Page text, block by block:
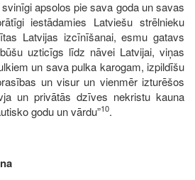
apsolos pie sava goda un savas
iestādamies Latviešu strēlnieku
Latvijas izcīnīšanai, esmu gatavs
uzticīgs līdz nāvei Latvijai, viņas
un sava pulka karogam, izpildīšu
un visur un vienmēr izturēšos
un privātās dzīves nekristu kauna
godu un vārdu”10.